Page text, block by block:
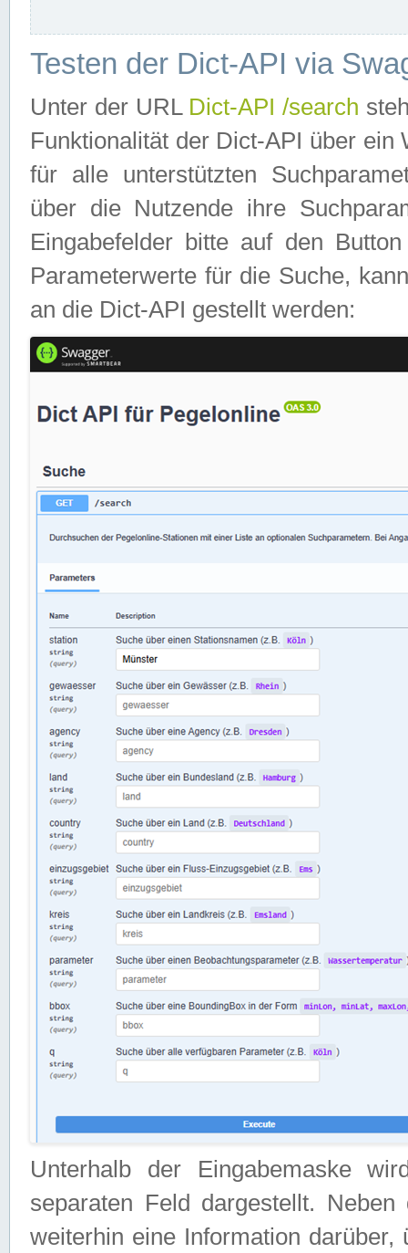
Testen der Dict-API via
Unter der URL Dict-API /search
Funktionalität der Dict-API über
für alle unterstützten
über die Nutzende ihre
Eingabefelder bitte auf den
Parameterwerte für die Suche,
an die Dict-API gestellt werden:
Unterhalb der Eingabemaske
separaten Feld dargestellt.
weiterhin eine Information